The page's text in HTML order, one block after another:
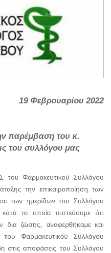
19 Φεβρουαρίου 2022
παρέμβαση του κ.
του συλλόγου μας
του Φαρμακευτικού Συλλόγου
την επικαιροποίηση των
των ημερίδων του Συλλόγου
το οποίο πιστεύουμε ότι
δια ζώσης, αναφερθήκαμε και
Φαρμακευτικού Συλλόγου
στις αποφάσεις του Συλλόγου